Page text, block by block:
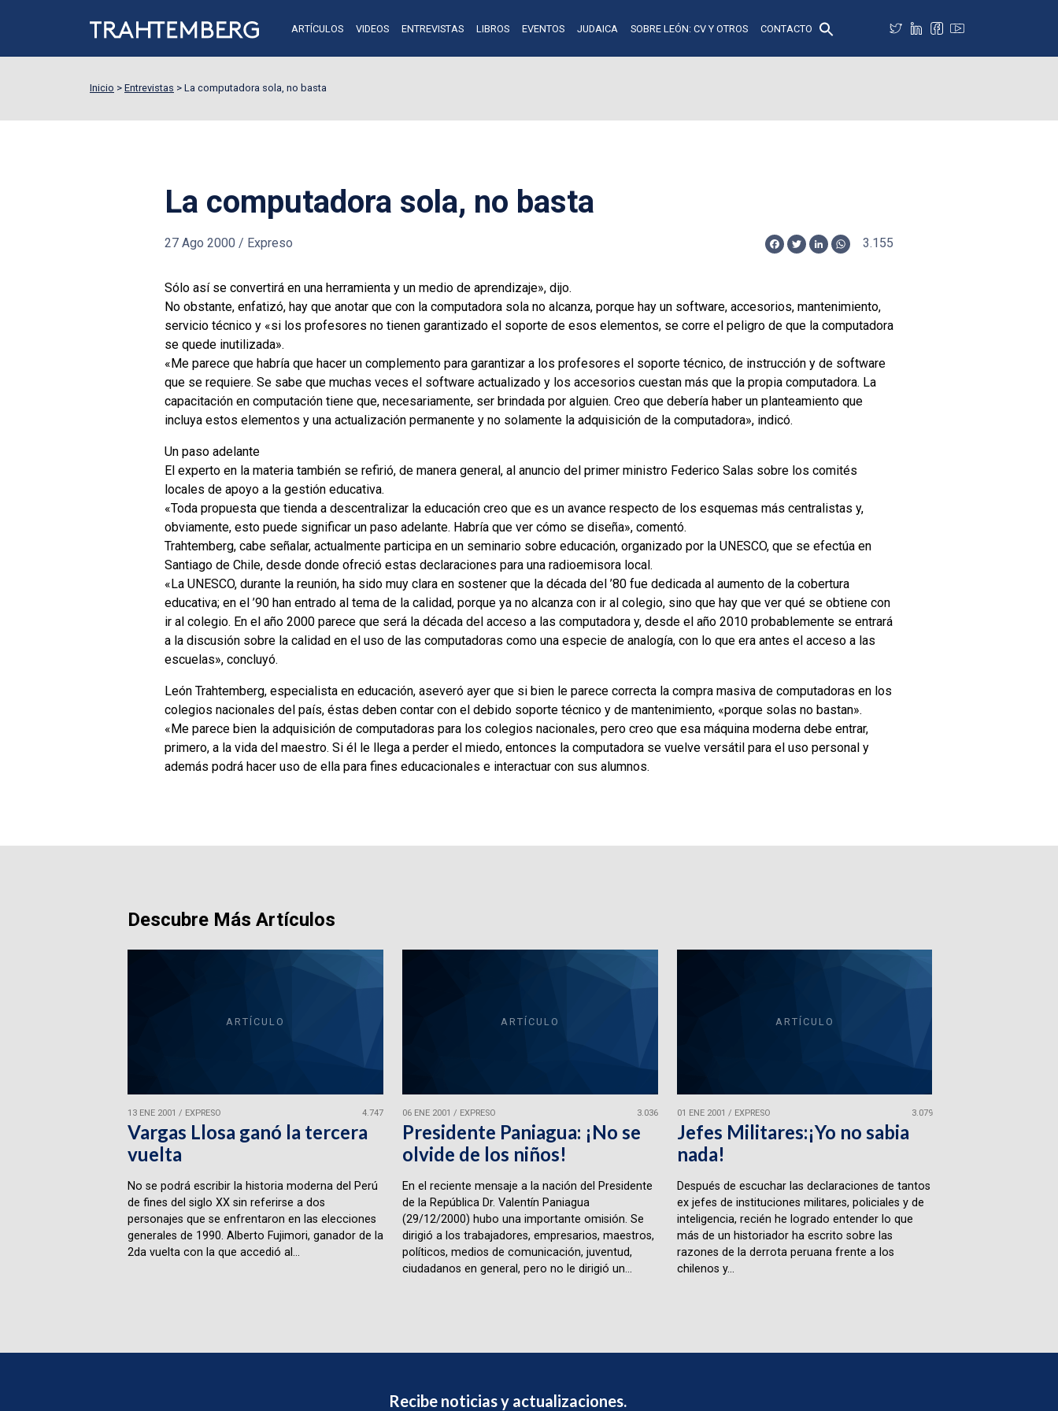
ARTÍCULOS VIDEOS ENTREVISTAS LIBROS EVENTOS JUDAICA SOBRE LEÓN: CV Y OTROS CONTACTO
Inicio > Entrevistas > La computadora sola, no basta
La computadora sola, no basta
27 Ago 2000 / Expreso
Facebook
TwitterLinkedInWhatsApp
3.155
Sólo así se convertirá en una herramienta y un medio de aprendizaje», dijo.
No obstante, enfatizó, hay que anotar que con la computadora sola no alcanza, porque hay un software, accesorios, mantenimiento,
servicio técnico y «si los profesores no tienen garantizado el soporte de esos elementos, se corre el peligro de que la computadora
se quede inutilizada».
«Me parece que habría que hacer un complemento para garantizar a los profesores el soporte técnico, de instrucción y de software
que se requiere. Se sabe que muchas veces el software actualizado y los accesorios cuestan más que la propia computadora. La
capacitación en computación tiene que, necesariamente, ser brindada por alguien. Creo que debería haber un planteamiento que
incluya estos elementos y una actualización permanente y no solamente la adquisición de la computadora», indicó.
Un paso adelante
El experto en la materia también se refirió, de manera general, al anuncio del primer ministro Federico Salas sobre los comités
locales de apoyo a la gestión educativa.
«Toda propuesta que tienda a descentralizar la educación creo que es un avance respecto de los esquemas más centralistas y,
obviamente, esto puede significar un paso adelante. Habría que ver cómo se diseña», comentó.
Trahtemberg, cabe señalar, actualmente participa en un seminario sobre educación, organizado por la UNESCO, que se efectúa en
Santiago de Chile, desde donde ofreció estas declaraciones para una radioemisora local.
«La UNESCO, durante la reunión, ha sido muy clara en sostener que la década del ’80 fue dedicada al aumento de la cobertura
educativa; en el ’90 han entrado al tema de la calidad, porque ya no alcanza con ir al colegio, sino que hay que ver qué se obtiene con
ir al colegio. En el año 2000 parece que será la década del acceso a las computadora y, desde el año 2010 probablemente se entrará
a la discusión sobre la calidad en el uso de las computadoras como una especie de analogía, con lo que era antes el acceso a las
escuelas», concluyó.
León Trahtemberg, especialista en educación, aseveró ayer que si bien le parece correcta la compra masiva de computadoras en los
colegios nacionales del país, éstas deben contar con el debido soporte técnico y de mantenimiento, «porque solas no bastan».
«Me parece bien la adquisición de computadoras para los colegios nacionales, pero creo que esa máquina moderna debe entrar,
primero, a la vida del maestro. Si él le llega a perder el miedo, entonces la computadora se vuelve versátil para el uso personal y
además podrá hacer uso de ella para fines educacionales e interactuar con sus alumnos.
Descubre Más Artículos
ARTÍCULO
13 ENE 2001 / EXPRESO 4.747
Vargas Llosa ganó la tercera
vuelta
No se podrá escribir la historia moderna del Perú
de fines del siglo XX sin referirse a dos
personajes que se enfrentaron en las elecciones
generales de 1990. Alberto Fujimori, ganador de la
2da vuelta con la que accedió al...
ARTÍCULO
06 ENE 2001 / EXPRESO 3.036
Presidente Paniagua: ¡No se
olvide de los niños!
En el reciente mensaje a la nación del Presidente
de la República Dr. Valentín Paniagua
(29/12/2000) hubo una importante omisión. Se
dirigió a los trabajadores, empresarios, maestros,
políticos, medios de comunicación, juventud,
ciudadanos en general, pero no le dirigió un...
ARTÍCULO
01 ENE 2001 / EXPRESO 3.079
Jefes Militares:¡Yo no sabia
nada!
Después de escuchar las declaraciones de tantos
ex jefes de instituciones militares, policiales y de
inteligencia, recién he logrado entender lo que
más de un historiador ha escrito sobre las
razones de la derrota peruana frente a los
chilenos y...
Recibe noticias y actualizaciones.